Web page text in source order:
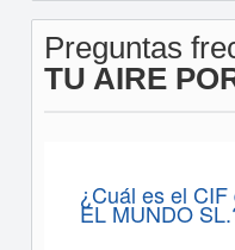
Preguntas
TU AIRE
¿Cuál es el
EL MUNDO